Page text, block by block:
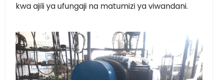
kwa ajili ya ufungaji na matumizi ya viwandani.